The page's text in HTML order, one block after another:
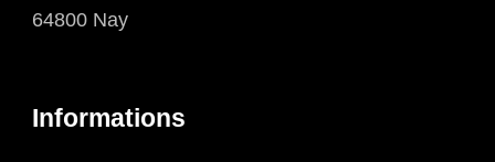
64800 Nay
Informations